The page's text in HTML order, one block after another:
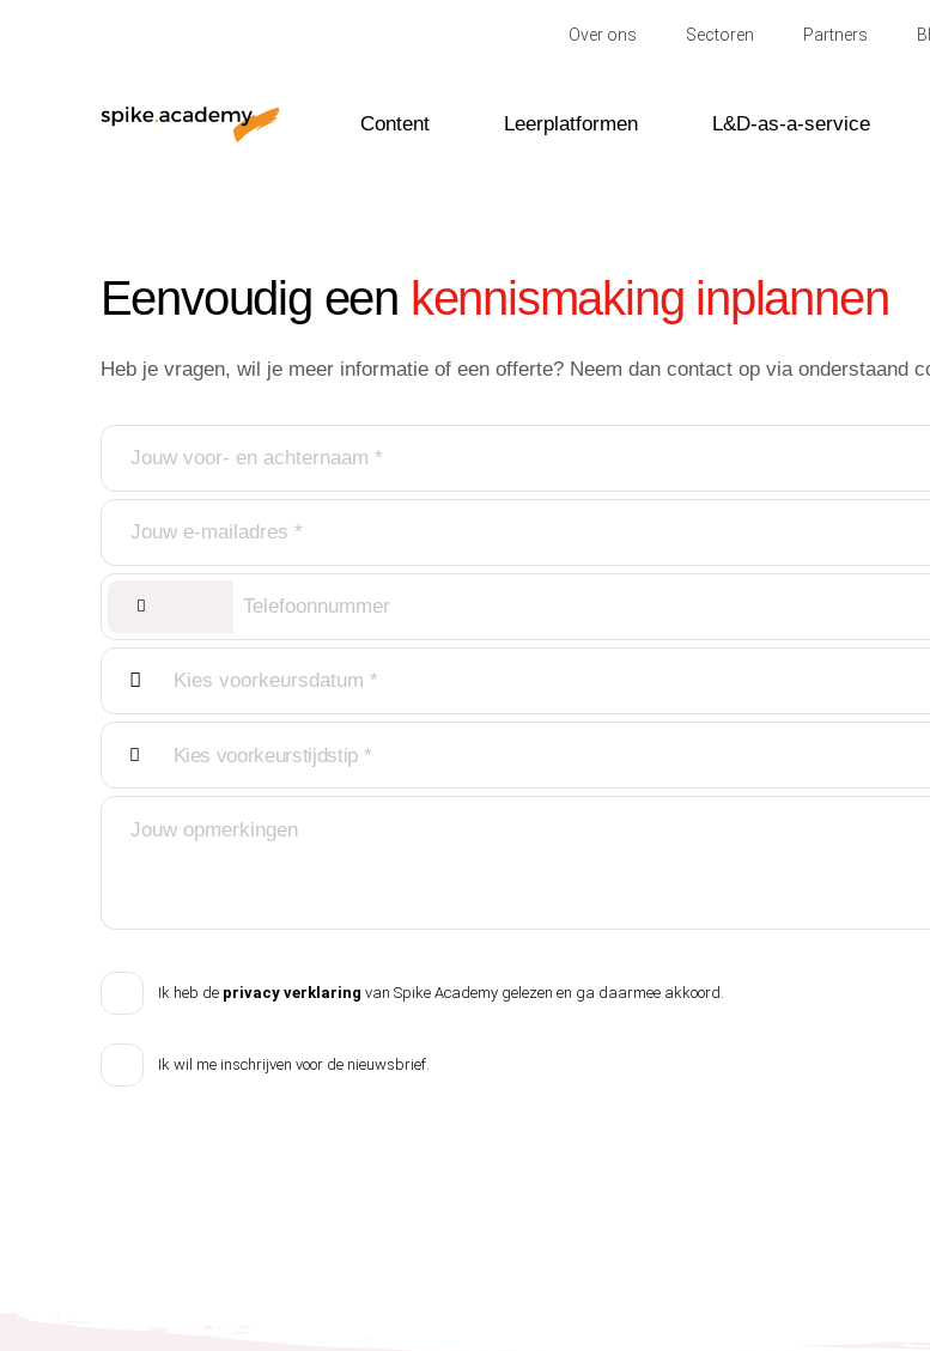
Over ons Sectoren Partners
Content Leerplatformen L&D-as-a-service
Eenvoudig een kennismaking inplannen
Heb je vragen, wil je meer informatie of een offerte? Neem dan contact op via onderstaand
Kies voorkeurstijdstip *
Ik heb de privacy verklaring van Spike Academy gelezen en ga daarmee akkoord.
Ik wil me inschrijven voor de nieuwsbrief.